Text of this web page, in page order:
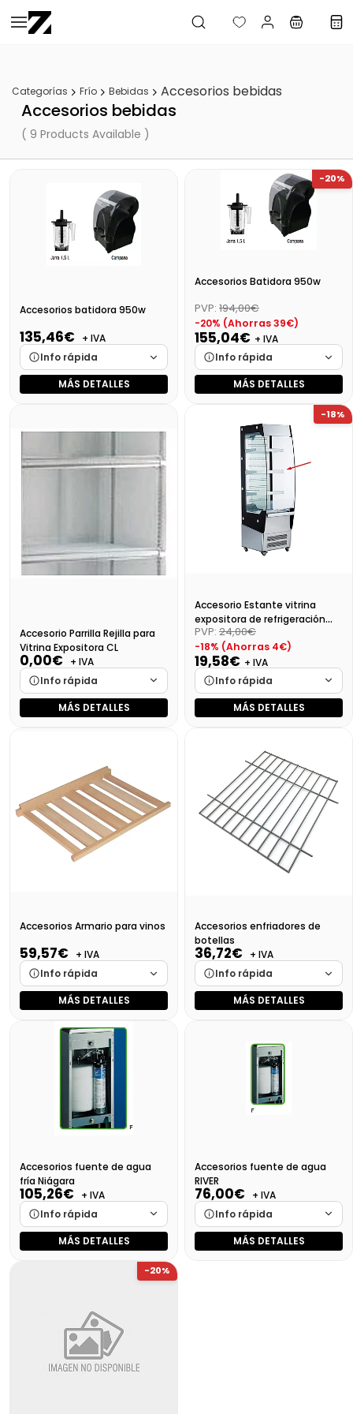
Saltar al
contenido
Categorías Frío Bebidas Accesorios bebidas
Accesorios bebidas
( 9 Products Available )
Accesorios batidora 950w
135,46€
+ IVA
Info rápida
Marca
Cargando…
Precio final (+21%)
163,90 €
MÁS DETALLES
-20%
Accesorios Batidora 950w
PVP: 194,00€
-20% (Ahorras 39€)
155,04€ + IVA
Info rápida
Marca
Cargando…
Cargando…
Disponibilidad
Cargando…
Precio final (+21%)
187,60 €
MÁS DETALLES
Accesorio Parrilla Rejilla para
Vitrina Expositora CL
0,00€
+ IVA
Info rápida
Marca
Cargando…
Precio final (+21%)Consultar
MÁS DETALLES
-18%
Accesorio Estante vitrina
expositora de refrigeración
220L
PVP: 24,00€
-18% (Ahorras 4€)
19,58€ + IVA
Info rápida
Marca
Cargando…
Disponibilidad
Cargando…
Precio final (+21%)
23,70 €
MÁS DETALLES
Accesorios Armario para vinos
59,57€
+ IVA
Info rápida
Marca
Cargando…
Medidas
Cargando…
Disponibilidad
Cargando…
Precio final (+21%)
MÁS DETALLES
Accesorios enfriadores de
botellas
36,72€
+ IVA
Info rápida
Marca
Cargando…
Disponibilidad
Cargando…
Precio final (+21%)
MÁS DETALLES
Accesorios fuente de agua
fría Niágara
105,26€
+ IVA
Info rápida
Marca
Cargando…
Cargando…
Precio final (+21%)
MÁS DETALLES
Accesorios fuente de agua
RIVER
76,00€
+ IVA
Info rápida
Marca
Cargando…
MÁS DETALLES
-20%